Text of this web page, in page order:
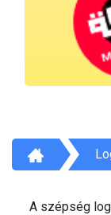
A szépség